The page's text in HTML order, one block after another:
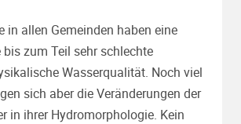
in allen Gemeinden haben eine
zum Teil sehr schlechte
Wasserqualität. Noch viel
sich aber die Veränderungen der
in ihrer Hydromorphologie. Kein